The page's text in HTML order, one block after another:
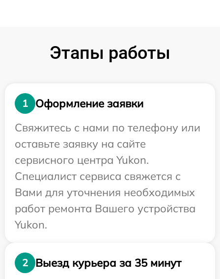
Этапы работы
1
Оформление заявки
Свяжитесь с нами по телефону или
оставьте заявку на сайте
сервисного центра Yukon.
Специалист сервиса свяжется с
Вами для уточнения необходимых
работ ремонта Вашего устройства
Yukon.
2 Выезд курьера за 35 минут